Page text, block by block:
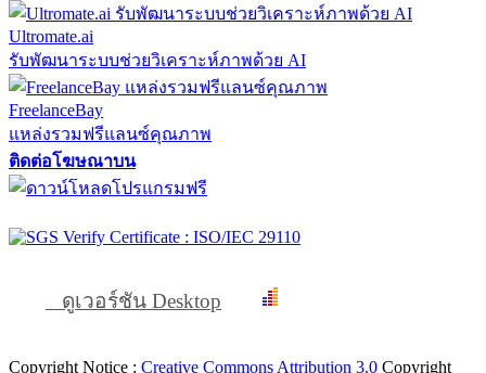
Ultromate.ai
รับพัฒนาระบบช่วยวิเคราะห์ภาพด้วย AI
FreelanceBay
แหล่งรวมฟรีแลนซ์คุณภาพ
ติดต่อโฆษณาบน
ดูเวอร์ชัน Desktop
Copyright Notice : Creative Commons Attribution 3.0 Copyright